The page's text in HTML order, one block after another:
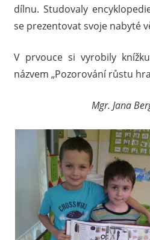
dílnu. Studovaly
se prezentovat svoje nabyté
V prvouce si vyrobily
názvem „Pozorování růstu
Mgr. Jana